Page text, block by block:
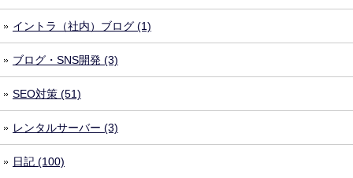
イントラ（社内）ブログ (1)
ブログ・SNS開発 (3)
SEO対策 (51)
レンタルサーバー (3)
日記 (100)